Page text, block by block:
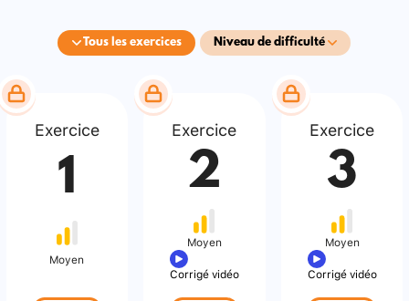
Tous les exercices Niveau de difficulté
Exercice
1
Moyen
Exercice
2
Moyen
Corrigé vidéo
Exercice
3
Moyen
Corrigé vidéo